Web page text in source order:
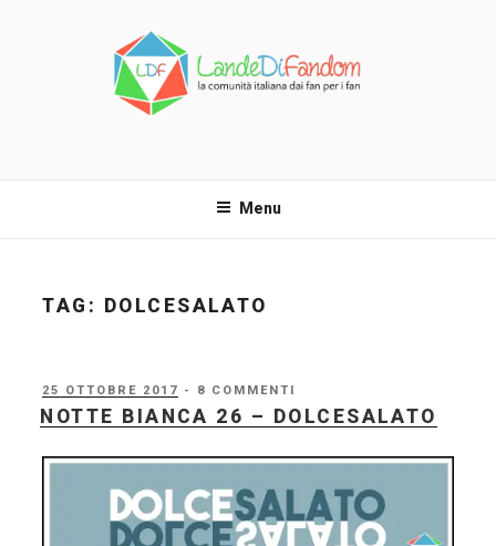
Menu
TAG: DOLCESALATO
PUBBLICATO
IL
25 OTTOBRE 2017 - 8 COMMENTI
NOTTE BIANCA 26 – DOLCESALATO